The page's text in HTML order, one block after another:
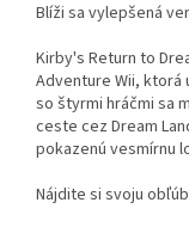
Blíži sa vylepšená
Kirby's Return to
Adventure Wii, ktorá
so štyrmi hráčmi sa
ceste cez Dream
pokazenú vesmírnu
Nájdite si svoju